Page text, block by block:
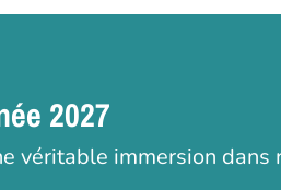
2027
véritable immersion dans